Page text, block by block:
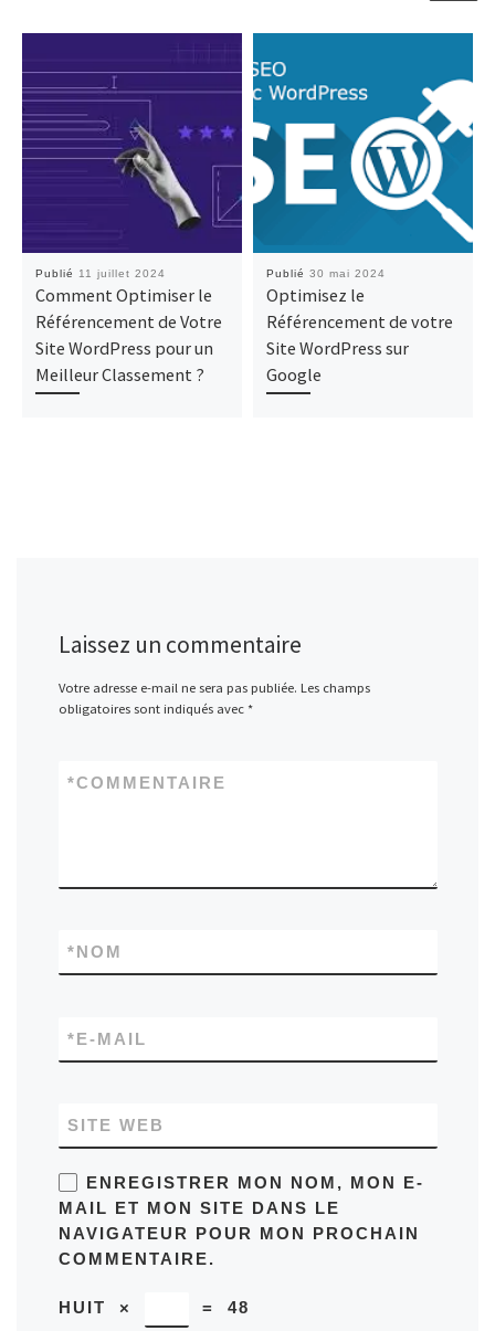
Publié 11 juillet 2024
Comment Optimiser le
Référencement de Votre
Site WordPress pour un
Meilleur Classement ?
Publié 30 mai 2024
Optimisez le
Référencement de votre
Site WordPress sur
Google
Laissez un commentaire
Votre adresse e-mail ne sera pas publiée. Les champs
obligatoires sont indiqués avec *
COMMENTAIRE
*
NOM
*
E-MAIL
*
SITE WEB
ENREGISTRER MON NOM, MON E-
MAIL ET MON SITE DANS LE
NAVIGATEUR POUR MON PROCHAIN
COMMENTAIRE.
HUIT × = 48